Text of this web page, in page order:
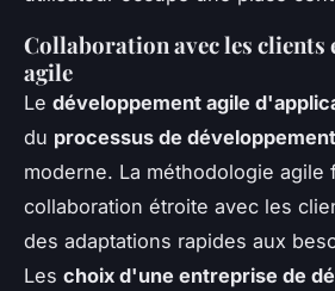
Collaboration avec les clients
agile
Le développement agile
du processus de
moderne. La méthodologie agile
collaboration étroite avec les
des adaptations rapides aux
Les choix d'une entreprise de